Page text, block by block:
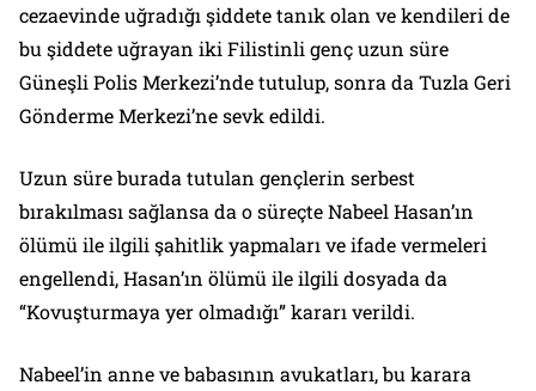
cezaevinde uğradığı şiddete tanık olan ve kendileri de
bu şiddete uğrayan iki Filistinli genç uzun süre
Güneşli Polis Merkezi’nde tutulup, sonra da Tuzla Geri
Gönderme Merkezi’ne sevk edildi.
Uzun süre burada tutulan gençlerin serbest
bırakılması sağlansa da o süreçte Nabeel Hasan’ın
ölümü ile ilgili şahitlik yapmaları ve ifade vermeleri
engellendi, Hasan’ın ölümü ile ilgili dosyada da
“Kovuşturmaya yer olmadığı” kararı verildi.
Nabeel’in anne ve babasının avukatları, bu karara